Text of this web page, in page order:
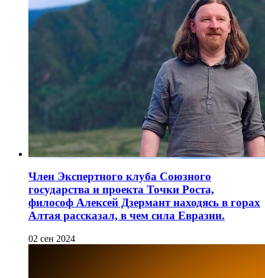
Член Экспертного клуба Союзного
государства и проекта Точки Роста,
философ Алексей Дзермант находясь в горах
Алтая рассказал, в чем сила Евразии.
02 сен 2024